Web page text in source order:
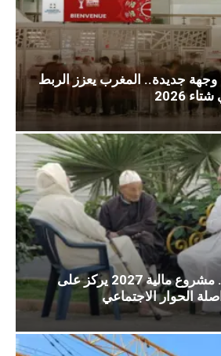
156 خطا جويا و17 وجهة جديدة.. المغرب يعزز الربط
2026
بشرى للمتقاعدين.. مشروع مالية 2027 يركز على
الحوار الاجتماعي